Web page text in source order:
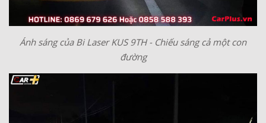
Ánh sáng của Bi Laser KUS 9TH - Chiếu sáng cả một con
đường